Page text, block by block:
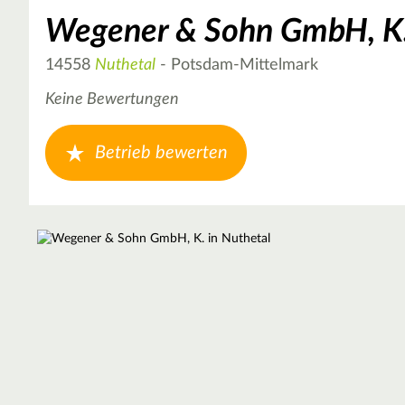
Wegener & Sohn GmbH,
14558 Nuthetal - Potsdam-Mittelmark
Keine Bewertungen
Betrieb bewerten